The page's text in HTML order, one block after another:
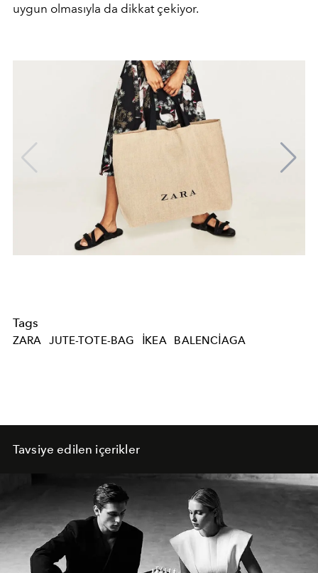
uygun olmasıyla da dikkat çekiyor.
Tags
ZARA JUTE-TOTE-BAG IKEA BALENCIAGA
Tavsiye edilen içerikler